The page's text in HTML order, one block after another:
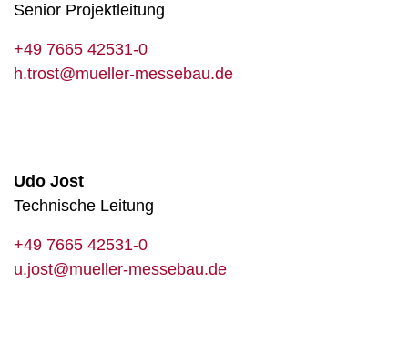
Senior Projektleitung
+49 7665 42531-0
h.trost@mueller-messebau.de
Udo Jost
Technische Leitung
+49 7665 42531-0
u.jost@mueller-messebau.de